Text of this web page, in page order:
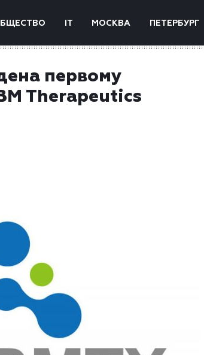
IT МОСКВА ПЕТЕРБУРГ
первому
Therapeutics